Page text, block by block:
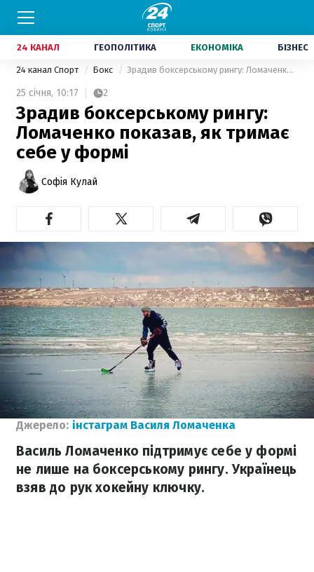
24 КАНАЛ ГЕОПОЛІТИКА ЕКОНОМІКА БІЗНЕС
24 канал Спорт Бокс Зрадив боксерському рингу: Ломаченко показав, як тримає себе у формі
25 січня, 10:17 2
Зрадив боксерському рингу:
Ломаченко показав, як тримає
себе у формі
Софія Кулай
Джерело: інстаграм Василя Ломаченка
Василь Ломаченко підтримує себе у формі
не лише на боксерському рингу. Українець
взяв до рук хокейну ключку.